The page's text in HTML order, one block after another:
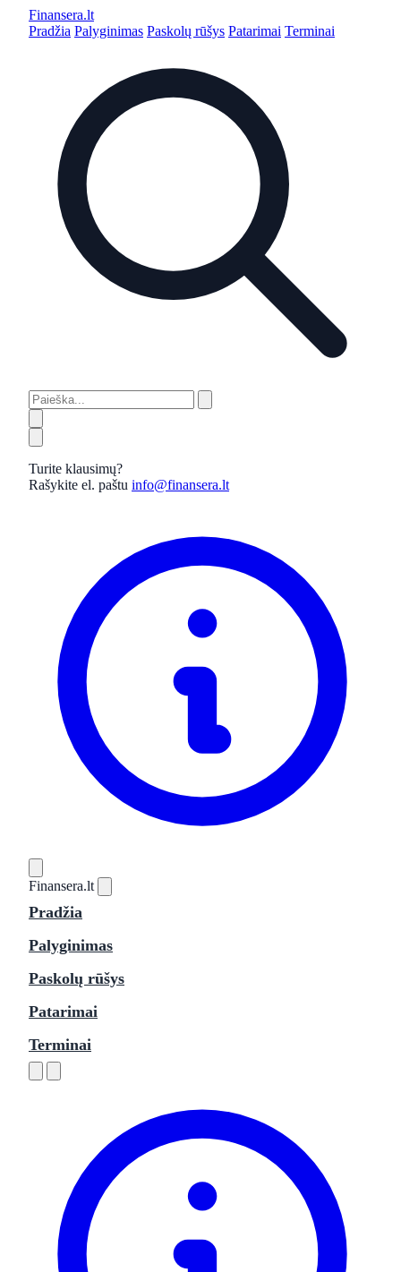
Finansera.lt
Pradžia Palyginimas Paskolų rūšys Patarimai Terminai
Turite klausimų?
Rašykite el. paštu info@finansera.lt
Finansera.lt
Pradžia
Palyginimas
Paskolų rūšys
Patarimai
Terminai